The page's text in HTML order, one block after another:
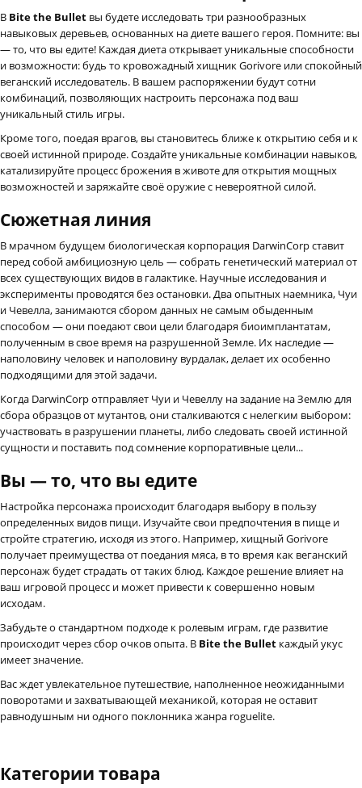
В Bite the Bullet вы будете исследовать три разнообразных
навыковых деревьев, основанных на диете вашего героя. Помните: вы
— то, что вы едите! Каждая диета открывает уникальные способности
и возможности: будь то кровожадный хищник Gorivore или спокойный
веганский исследователь. В вашем распоряжении будут сотни
комбинаций, позволяющих настроить персонажа под ваш
уникальный стиль игры.
Кроме того, поедая врагов, вы становитесь ближе к открытию себя и к
своей истинной природе. Создайте уникальные комбинации навыков,
катализируйте процесс брожения в животе для открытия мощных
возможностей и заряжайте своё оружие с невероятной силой.
Сюжетная линия
В мрачном будущем биологическая корпорация DarwinCorp ставит
перед собой амбициозную цель — собрать генетический материал от
всех существующих видов в галактике. Научные исследования и
эксперименты проводятся без остановки. Два опытных наемника, Чуи
и Чевелла, занимаются сбором данных не самым обыденным
способом — они поедают свои цели благодаря биоимплантатам,
полученным в свое время на разрушенной Земле. Их наследие —
наполовину человек и наполовину вурдалак, делает их особенно
подходящими для этой задачи.
Когда DarwinCorp отправляет Чуи и Чевеллу на задание на Землю для
сбора образцов от мутантов, они сталкиваются с нелегким выбором:
участвовать в разрушении планеты, либо следовать своей истинной
сущности и поставить под сомнение корпоративные цели...
Вы — то, что вы едите
Настройка персонажа происходит благодаря выбору в пользу
определенных видов пищи. Изучайте свои предпочтения в пище и
стройте стратегию, исходя из этого. Например, хищный Gorivore
получает преимущества от поедания мяса, в то время как веганский
персонаж будет страдать от таких блюд. Каждое решение влияет на
ваш игровой процесс и может привести к совершенно новым
исходам.
Забудьте о стандартном подходе к ролевым играм, где развитие
происходит через сбор очков опыта. В Bite the Bullet каждый укус
имеет значение.
Вас ждет увлекательное путешествие, наполненное неожиданными
поворотами и захватывающей механикой, которая не оставит
равнодушным ни одного поклонника жанра roguelite.
Категории товара